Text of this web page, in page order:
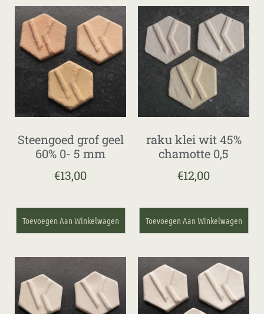
Steengoed grof geel
60% 0- 5 mm
€13,00
Toevoegen Aan Winkelwagen
raku klei wit 45%
chamotte 0,5
€12,00
Toevoegen Aan Winkelwagen